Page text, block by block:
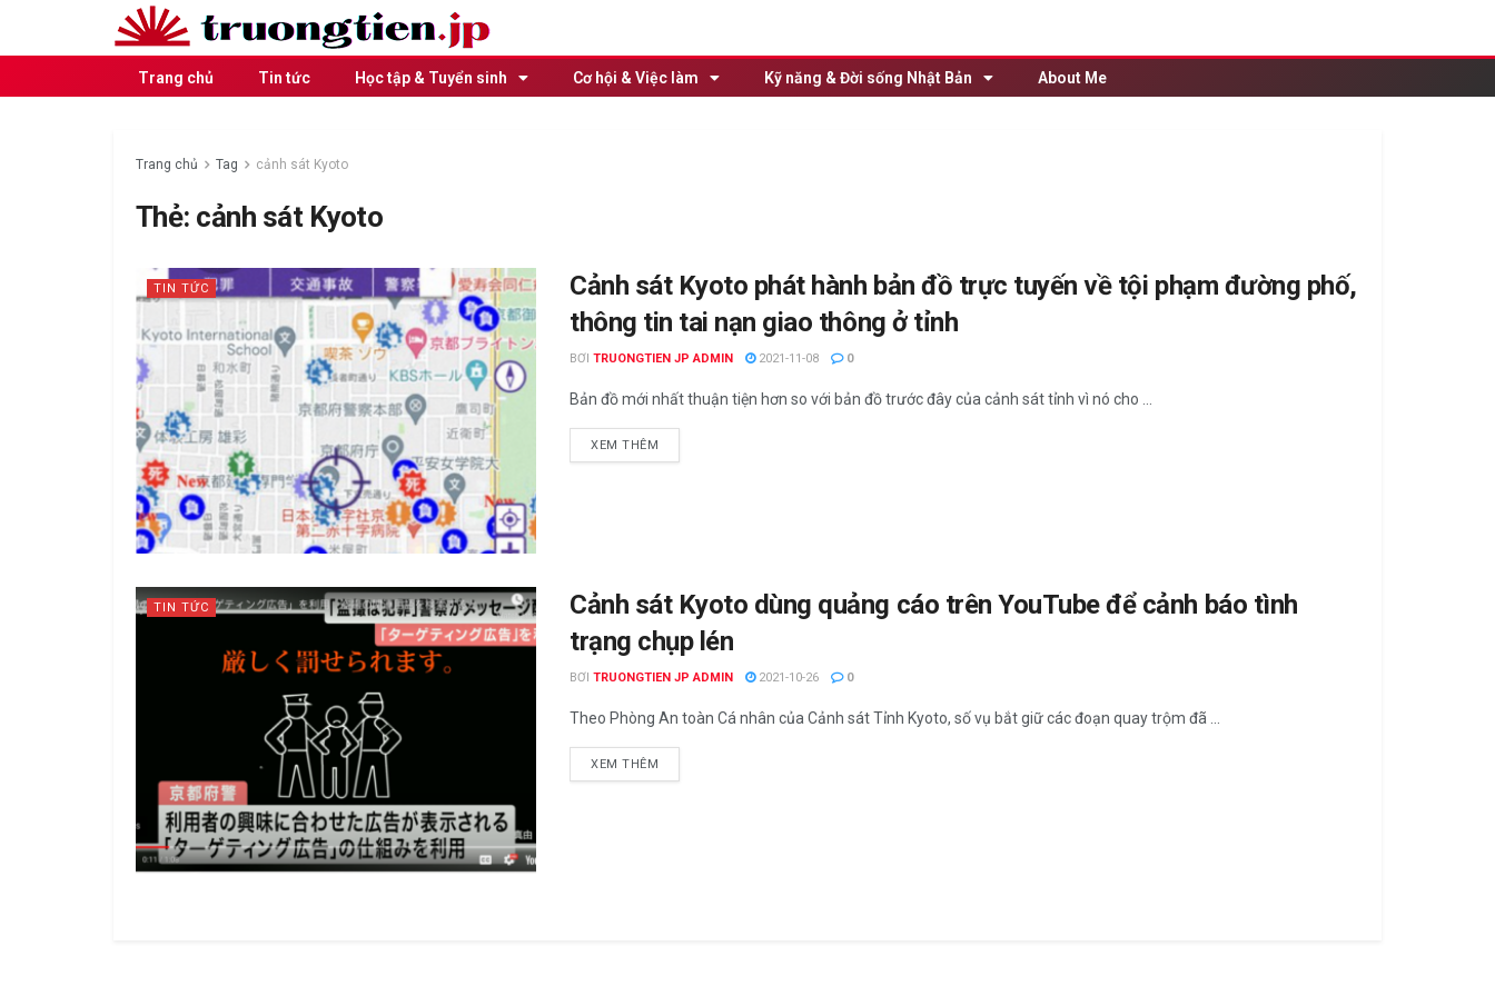
Trang chủ Tin tức Học tập & Tuyển sinh Cơ hội & Việc làm Kỹ năng & Đời sống Nhật Bản About Me
Trang chủ Tag cảnh sát Kyoto
Thẻ: cảnh sát Kyoto
TIN TỨC
Cảnh sát Kyoto phát hành bản đồ trực tuyến về tội phạm đường phố,
thông tin tai nạn giao thông ở tỉnh
BƠI TRUONGTIEN JP ADMIN 2021-11-08 0
Bản đồ mới nhất thuận tiện hơn so với bản đồ trước đây của cảnh sát tỉnh vì nó cho ...
XEM THÊM
TIN TỨC
Cảnh sát Kyoto dùng quảng cáo trên YouTube để cảnh báo tình
trạng chụp lén
BƠI TRUONGTIEN JP ADMIN 2021-10-26 0
Theo Phòng An toàn Cá nhân của Cảnh sát Tỉnh Kyoto, số vụ bắt giữ các đoạn quay trộm đã ...
XEM THÊM